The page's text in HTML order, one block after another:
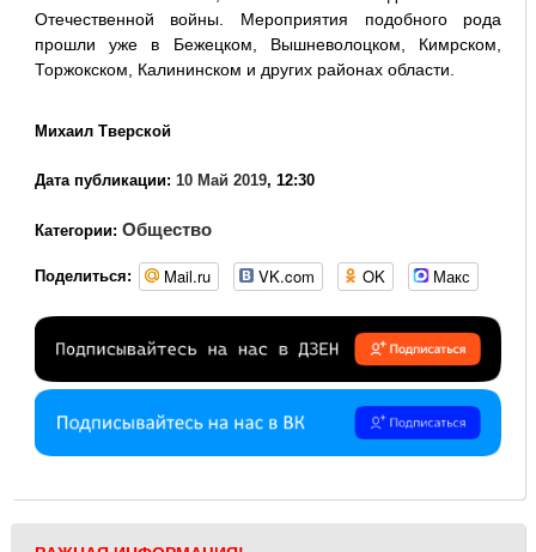
Отечественной войны. Мероприятия подобного рода
прошли уже в Бежецком, Вышневолоцком, Кимрском,
Торжокском, Калининском и других районах области.
Михаил Тверской
Дата публикации: 10 Май 2019, 12:30
Категории: Общество
Поделиться: Mail.ru VK.com OK Макс